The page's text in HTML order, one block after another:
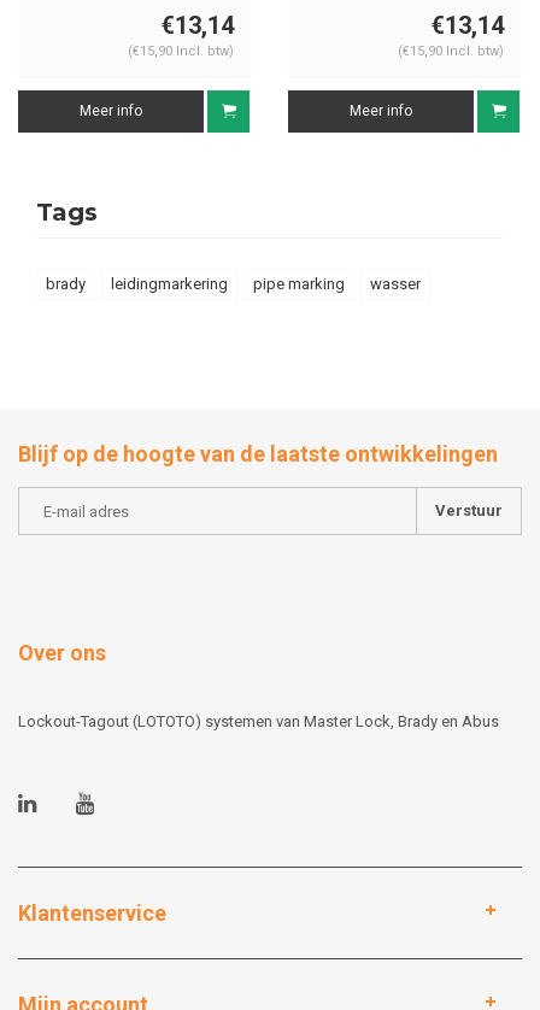
€13,14
(€15,90 Incl. btw)
Meer info
€13,14
(€15,90 Incl. btw)
Meer info
Tags
brady leidingmarkering pipe marking wasser
Blijf op de hoogte van de laatste ontwikkelingen
Verstuur
Over ons
Lockout-Tagout (LOTOTO) systemen van Master Lock, Brady en Abus
Klantenservice
Mijn account